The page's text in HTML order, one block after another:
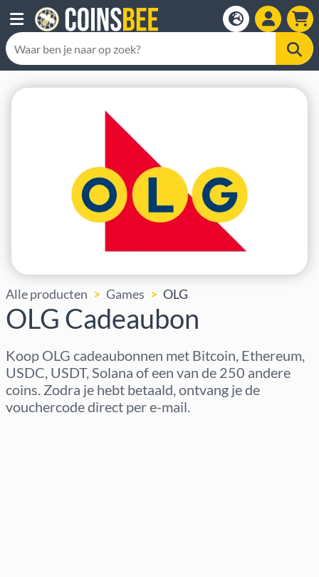
Alle producten Games OLG
OLG Cadeaubon
Koop OLG cadeaubonnen met Bitcoin, Ethereum,
USDC, USDT, Solana of een van de 250 andere
coins. Zodra je hebt betaald, ontvang je de
vouchercode direct per e-mail.